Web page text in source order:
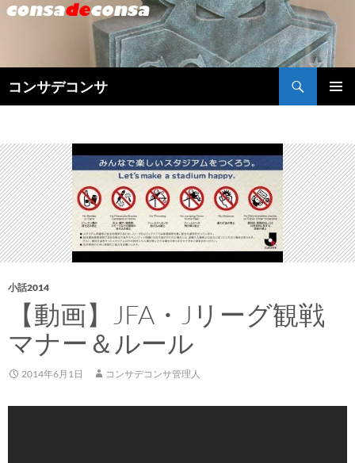
コンサデコンサ
索
ン
ツ
へ
ス
キ
ッ
プ
小話2014
【動画】JFA・Jリーグ観戦
マナー＆ルール
2014年6月1日 コンサデコンサ管理人